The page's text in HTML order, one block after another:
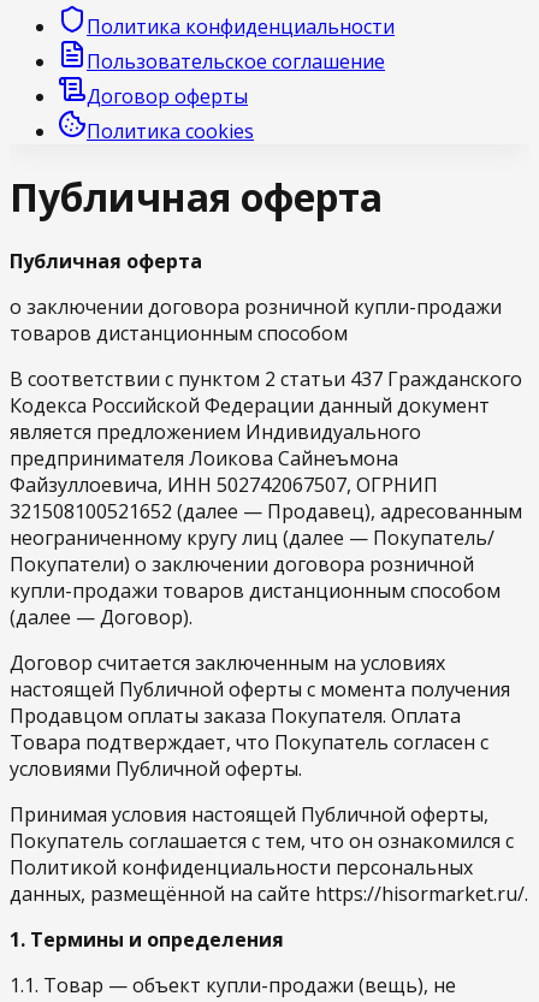
Политика конфиденциальности
Пользовательское соглашение
Договор оферты
Политика cookies
Публичная оферта
Публичная оферта
о заключении договора розничной купли-продажи
товаров дистанционным способом
В соответствии с пунктом 2 статьи 437 Гражданского
Кодекса Российской Федерации данный документ
является предложением Индивидуального
предпринимателя Лоикова Сайнеъмона
Файзуллоевича, ИНН 502742067507, ОГРНИП
321508100521652 (далее — Продавец), адресованным
неограниченному кругу лиц (далее — Покупатель/
Покупатели) о заключении договора розничной
купли-продажи товаров дистанционным способом
(далее — Договор).
Договор считается заключенным на условиях
настоящей Публичной оферты с момента получения
Продавцом оплаты заказа Покупателя. Оплата
Товара подтверждает, что Покупатель согласен с
условиями Публичной оферты.
Принимая условия настоящей Публичной оферты,
Покупатель соглашается с тем, что он ознакомился с
Политикой конфиденциальности персональных
данных, размещённой на сайте https://hisormarket.ru/.
1. Термины и определения
1.1. Товар — объект купли-продажи (вещь), не